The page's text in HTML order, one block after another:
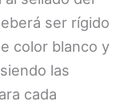
ser rígido
color blanco y
las
cada